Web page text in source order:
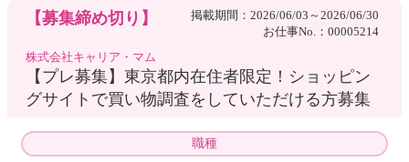
【募集締め切り】
掲載期間：2026/06/03～2026/06/30
お仕事No.：00005214
株式会社キャリア・マム
【プレ募集】東京都内在住者限定！ショッピン
グサイトで買い物調査をしていただける方募集
職種